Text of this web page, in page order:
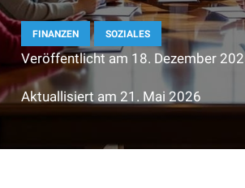
FINANZEN SOZIALES
Veröffentlicht am 18. Dezember
Aktuallisiert am 21. Mai 2026